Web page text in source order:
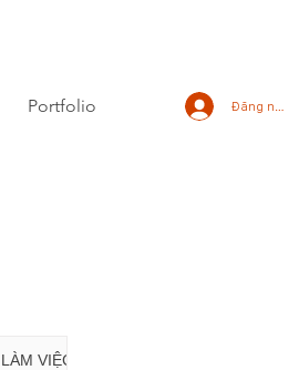
Portfolio Đăng nhập
VIỆC